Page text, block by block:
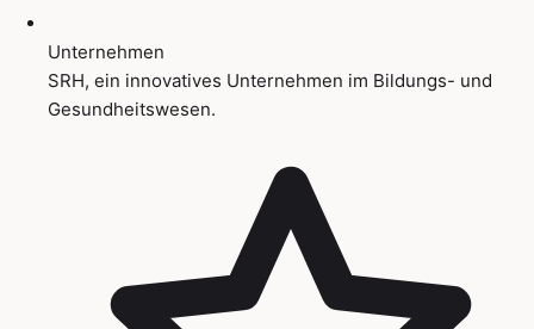
Unternehmen
SRH, ein innovatives Unternehmen im Bildungs- und
Gesundheitswesen.